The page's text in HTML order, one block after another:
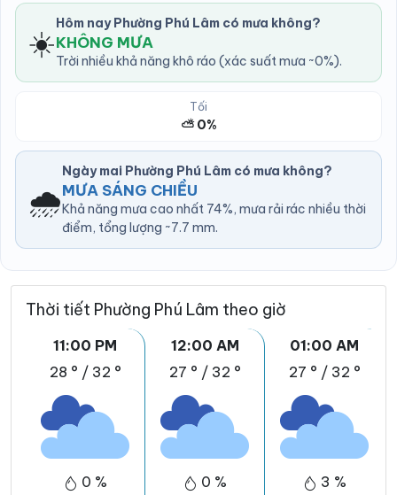
☀️ Hôm nay Phường Phú Lâm có mưa không?
KHÔNG MƯA
Trời nhiều khả năng khô ráo (xác suất mưa ~0%).
Tối
⛅ 0%
🌧️
Ngày mai Phường Phú Lâm có mưa không?
MƯA SÁNG CHIỀU
Khả năng mưa cao nhất 74%, mưa rải rác nhiều thời
điểm, tổng lượng ~7.7 mm.
Thời tiết Phường Phú Lâm theo giờ
11:00 PM
28 ° / 32 °
0 %
12:00 AM
27 ° / 32 °
0 %
01:00 AM
27 ° / 32 °
3 %